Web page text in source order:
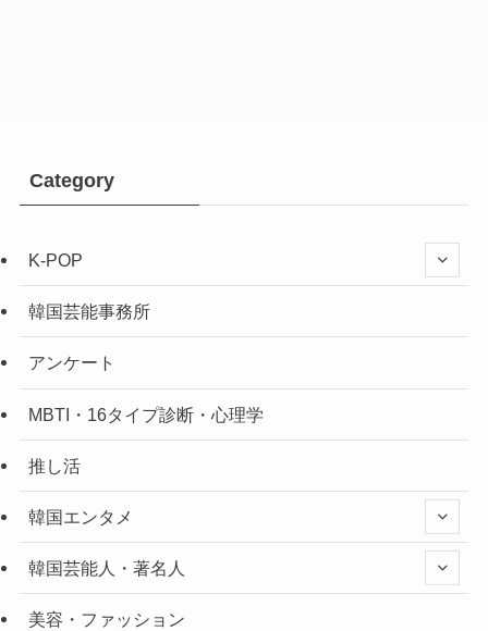
Category
K-POP
韓国芸能事務所
アンケート
MBTI・16タイプ診断・心理学
推し活
韓国エンタメ
韓国芸能人・著名人
美容・ファッション